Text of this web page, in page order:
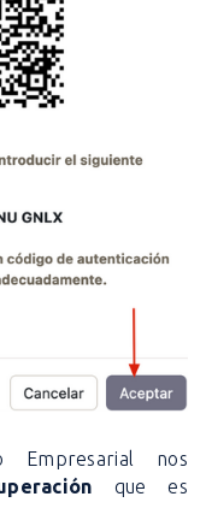
Empresarial nos
que es